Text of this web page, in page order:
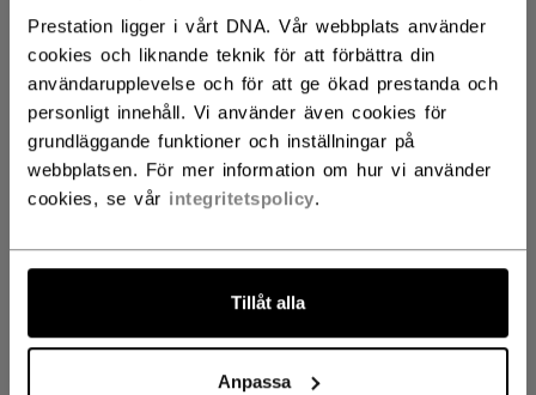
Prestation ligger i vårt DNA. Vår webbplats använder
cookies och liknande teknik för att förbättra din
användarupplevelse och för att ge ökad prestanda och
personligt innehåll. Vi använder även cookies för
grundläggande funktioner och inställningar på
webbplatsen. För mer information om hur vi använder
cookies, se vår integritetspolicy.
Tillåt alla
Anpassa
FÄRG
selected
STORLEK STORLEKSGUIDE
not.available